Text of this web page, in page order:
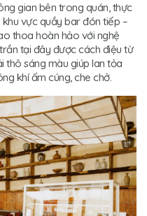
gian bên trong quán, thực
vực quầy bar đón tiếp –
thoa hoàn hảo với nghệ
tại đây được cách điệu từ
thô sáng màu giúp lan tỏa
khí ấm cúng, che chở.